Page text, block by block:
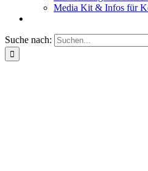
Media Kit & Infos für
Suche nach: